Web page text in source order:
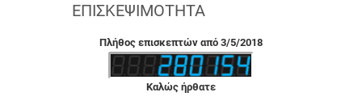
ΕΠΙΣΚΕΨΙΜΌΤΗΤΑ
Πλήθος επισκεπτών από 3/5/2018
Καλώς ήρθατε